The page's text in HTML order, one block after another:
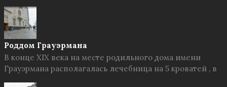
Роддом Грауэрмана
В конце XIX века на месте родильного дома имени
Грауэрмана располагалась лечебница на 5 кроватей , в